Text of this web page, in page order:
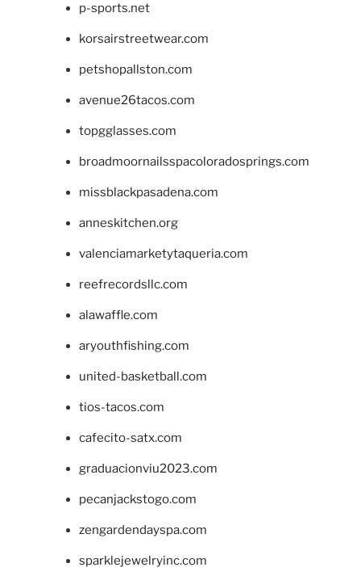
p-sports.net
korsairstreetwear.com
petshopallston.com
avenue26tacos.com
topgglasses.com
broadmoornailsspacoloradosprings.com
missblackpasadena.com
anneskitchen.org
valenciamarketytaqueria.com
reefrecordsllc.com
alawaffle.com
aryouthfishing.com
united-basketball.com
tios-tacos.com
cafecito-satx.com
graduacionviu2023.com
pecanjackstogo.com
zengardendayspa.com
sparklejewelryinc.com